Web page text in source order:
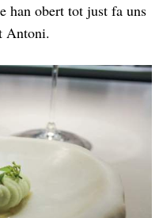
han obert tot just fa uns
Antoni.